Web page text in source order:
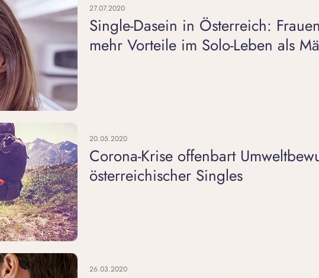
27.07.2020
Single-Dasein in Österreich:
mehr Vorteile im Solo-Leben als
20.05.2020
Corona-Krise offenbart
österreichischer Singles
26.03.2020